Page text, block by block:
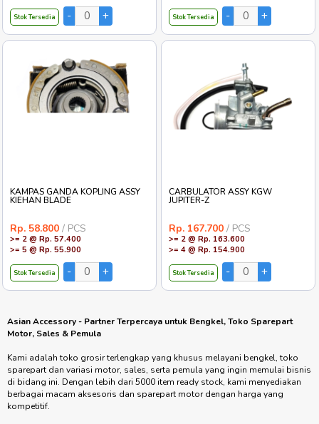
Stok Tersedia Stok Tersedia
KAMPAS GANDA KOPLING ASSY
KIEHAN BLADE
Rp. 58.800 / PCS
>= 2 @ Rp. 57.400
>= 5 @ Rp. 55.900
Stok Tersedia
CARBULATOR ASSY KGW
JUPITER-Z
Rp. 167.700 / PCS
>= 2 @ Rp. 163.600
>= 4 @ Rp. 154.900
Stok Tersedia
Asian Accessory - Partner Terpercaya untuk Bengkel, Toko Sparepart
Motor, Sales & Pemula
Kami adalah toko grosir terlengkap yang khusus melayani bengkel, toko
sparepart dan variasi motor, sales, serta pemula yang ingin memulai bisnis
di bidang ini. Dengan lebih dari 5000 item ready stock, kami menyediakan
berbagai macam aksesoris dan sparepart motor dengan harga yang
kompetitif.